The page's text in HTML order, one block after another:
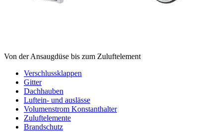
Von der Ansaugdüse bis zum Zuluftelement
Verschlussklappen
Gitter
Dachhauben
Luftein- und auslässe
Volumenstrom Konstanthalter
Zuluftelemente
Brandschutz